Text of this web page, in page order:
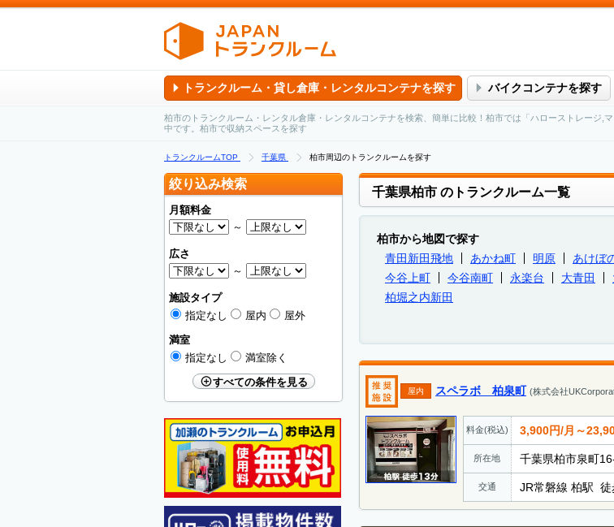
トランクルーム・貸し倉庫・レンタルコンテナを探す バイクコンテナを探す
柏市のトランクルーム・レンタル倉庫・レンタルコンテナを検索、簡単に比較！柏市では「ハローストレージ,
中です。柏市で収納スペースを探す
トランクルームTOP 千葉県 柏市周辺のトランクルームを探す
千葉県柏市 のトランクルーム一覧
柏市から地図で探す
青田新田飛地
あかね町 明原 あけぼ
今谷上町
今谷南町 永楽台 大青田
柏堀之内新田
屋内 スペラボ 柏泉町 (株式会社
料金(税込) 3,900円/月～
所在地 千葉県柏市泉町
交通 JR常磐線 柏駅 徒
絞り込み検索
月額料金
～
広さ
～
施設タイプ
指定なし
屋内
屋外
満室
指定なし
満室除く
すべての条件を見る